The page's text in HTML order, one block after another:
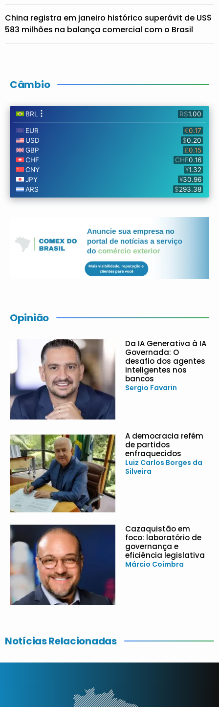
China registra em janeiro histórico superávit de US$
583 milhões na balança comercial com o Brasil
Câmbio
Opinião
Da IA Generativa à IA
Governada: O
desafio dos agentes
inteligentes nos
bancos
Sergio Favarin
A democracia refém
de partidos
enfraquecidos
Luiz Carlos Borges da
Silveira
Cazaquistão em
foco: laboratório de
governança e
eficiência legislativa
Márcio Coimbra
Notícias Relacionadas